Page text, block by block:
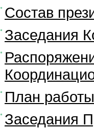
Состав
Заседания
План
Заседания